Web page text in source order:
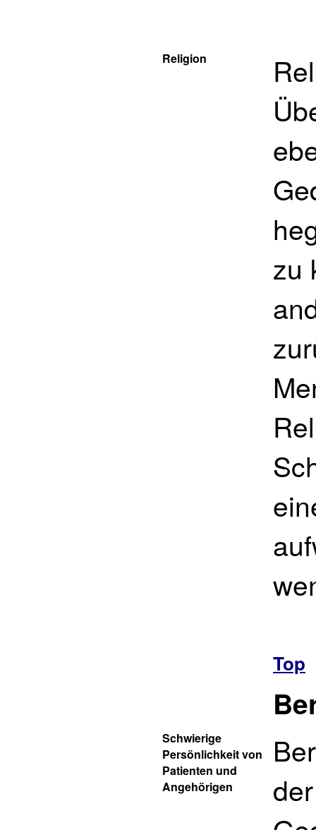
Religion
zu
Top
Schwierige
Persönlichkeit von
Patienten und
Angehörigen